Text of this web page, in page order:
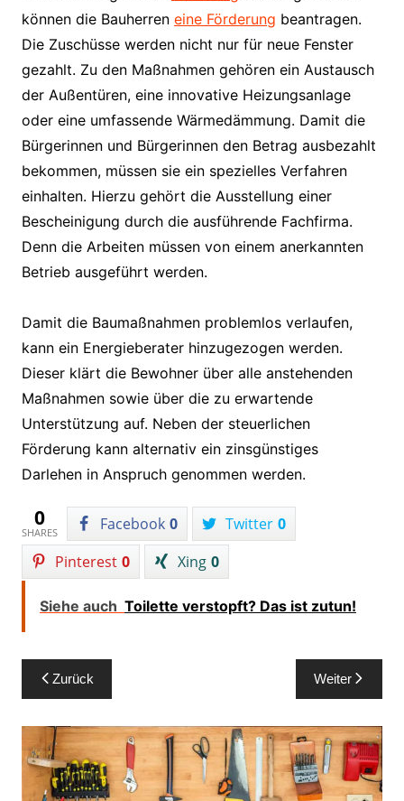
können die Bauherren eine Förderung beantragen.
Die Zuschüsse werden nicht nur für neue Fenster
gezahlt. Zu den Maßnahmen gehören ein Austausch
der Außentüren, eine innovative Heizungsanlage
oder eine umfassende Wärmedämmung. Damit die
Bürgerinnen und Bürgerinnen den Betrag ausbezahlt
bekommen, müssen sie ein spezielles Verfahren
einhalten. Hierzu gehört die Ausstellung einer
Bescheinigung durch die ausführende Fachfirma.
Denn die Arbeiten müssen von einem anerkannten
Betrieb ausgeführt werden.
Damit die Baumaßnahmen problemlos verlaufen,
kann ein Energieberater hinzugezogen werden.
Dieser klärt die Bewohner über alle anstehenden
Maßnahmen sowie über die zu erwartende
Unterstützung auf. Neben der steuerlichen
Förderung kann alternativ ein zinsgünstiges
Darlehen in Anspruch genommen werden.
0
SHARES Facebook 0 Twitter 0
Pinterest 0 Xing 0
Siehe auch Toilette verstopft? Das ist zutun!
Beitragsnavigation
Zurück Weiter